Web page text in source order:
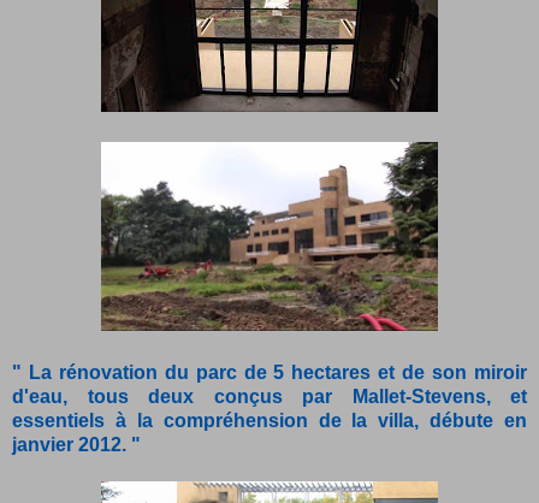
" La rénovation du parc de 5 hectares et de son miroir
d'eau, tous deux conçus par Mallet-Stevens, et
essentiels à la compréhension de la villa, débute en
janvier 2012. "